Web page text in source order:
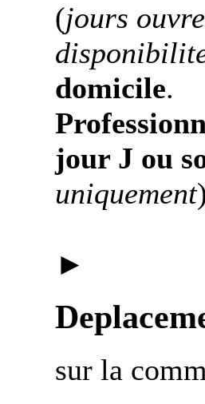
(jours
domicile.
jour J ou
uniquement
►
sur la